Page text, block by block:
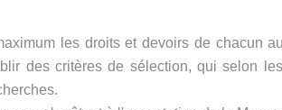
les droits et devoirs de chacun
des critères de sélection, qui selon